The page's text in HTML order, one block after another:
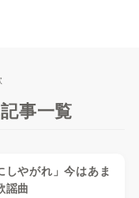
事一覧
しやがれ」今はあま
謡曲